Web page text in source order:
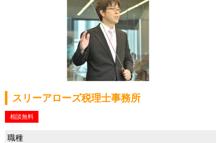
スリーアローズ税理士事務所
相談無料
職種